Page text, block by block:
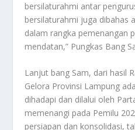
bersilaturahmi antar
bersilaturahmi juga dibahas
dalam rangka pemenangan
mendatan,” Pungkas Bang
Lanjut bang Sam, dari hasil
Gelora Provinsi Lampung
dihadapi dan dilalui oleh
memenangi pada Pemilu
persiapan dan konsolidasi,